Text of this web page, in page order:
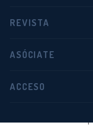
REVISTA
ASÓCIATE
ACCESO
ACADE
nuevos